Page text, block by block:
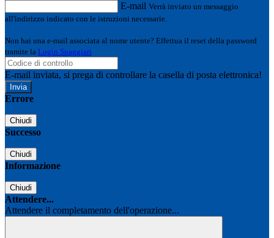
E-mail Verrà inviato un messaggio
all'indirizzo indicato con le istruzioni necessarie.
Non hai una e-mail associata al nome utente? Effettua il reset della password
tramite la Login Spaggiari
E-mail inviata, si prega di controllare la casella di posta elettronica!
Errore
Chiudi
Successo
Chiudi
Informazione
Chiudi
Attendere...
Attendere il completamento dell'operazione...